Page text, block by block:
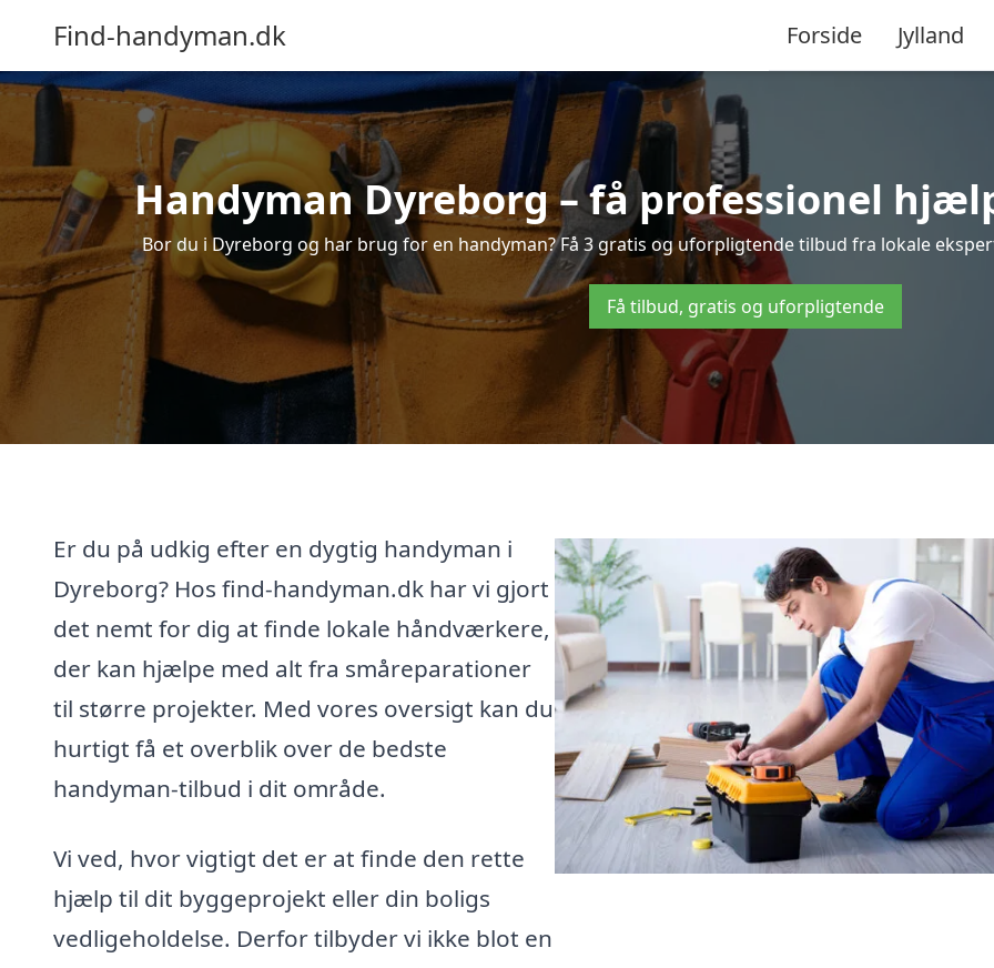
Find-handyman.dk Forside Jylland
Handyman Dyreborg – få professionel
Bor du i Dyreborg og har brug for en handyman? Få 3 gratis og uforpligtende tilbud fra lokale
Få tilbud, gratis og uforpligtende
Er du på udkig efter en dygtig handyman i
Dyreborg? Hos find-handyman.dk har vi gjort
det nemt for dig at finde lokale håndværkere,
der kan hjælpe med alt fra småreparationer
til større projekter. Med vores oversigt kan du
hurtigt få et overblik over de bedste
handyman-tilbud i dit område.
Vi ved, hvor vigtigt det er at finde den rette
hjælp til dit byggeprojekt eller din boligs
vedligeholdelse. Derfor tilbyder vi ikke blot en